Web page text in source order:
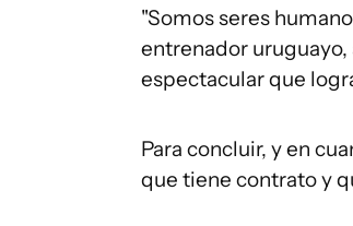
"Somos seres
entrenador
espectacular que
Para concluir, y en
que tiene contrato y